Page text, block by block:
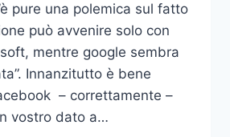
pure una polemica sul fatto
può avvenire solo con
mentre google sembra
Innanzitutto è bene
– correttamente –
vostro dato a…